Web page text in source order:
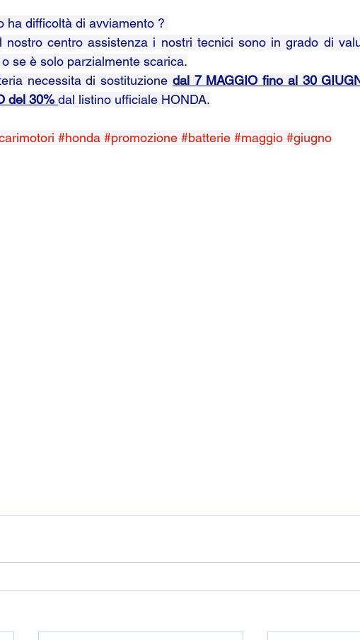
su 5.
ha difficoltà di avviamento ?
nostro centro assistenza i nostri tecnici sono in grado di
se è solo parzialmente scarica.
necessita di sostituzione dal 7 MAGGIO fino al 30
del 30% dal listino ufficiale HONDA.
#honda #promozione #batterie #maggio #giugno